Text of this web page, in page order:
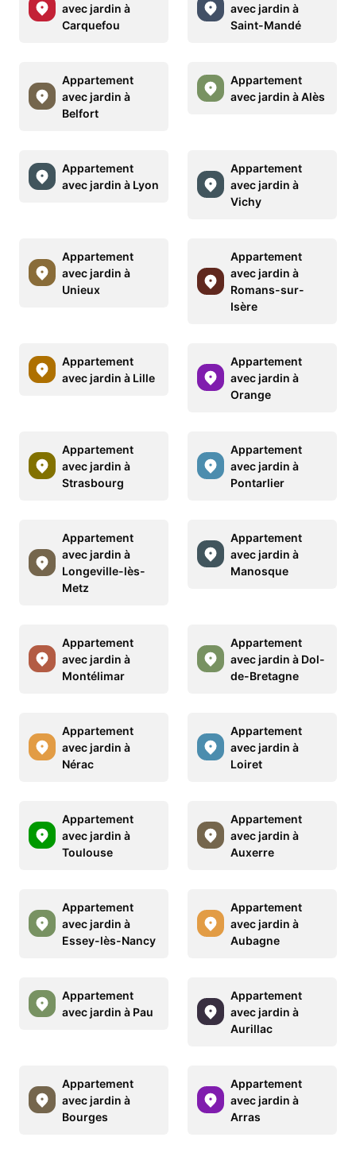
avec jardin à
Carquefou
avec jardin à
Saint-Mandé
Appartement
avec jardin à
Belfort
Appartement
avec jardin à Alès
Appartement
avec jardin à Lyon
Appartement
avec jardin à
Vichy
Appartement
avec jardin à
Unieux
Appartement
avec jardin à
Romans-sur-
Isère
Appartement
avec jardin à Lille
Appartement
avec jardin à
Orange
Appartement
avec jardin à
Strasbourg
Appartement
avec jardin à
Pontarlier
Appartement
avec jardin à
Longeville-lès-
Metz
Appartement
avec jardin à
Manosque
Appartement
avec jardin à
Montélimar
Appartement
avec jardin à Dol-
de-Bretagne
Appartement
avec jardin à
Nérac
Appartement
avec jardin à
Loiret
Appartement
avec jardin à
Toulouse
Appartement
avec jardin à
Auxerre
Appartement
avec jardin à
Essey-lès-Nancy
Appartement
avec jardin à
Aubagne
Appartement
avec jardin à Pau
Appartement
avec jardin à
Aurillac
Appartement
avec jardin à
Bourges
Appartement
avec jardin à
Arras